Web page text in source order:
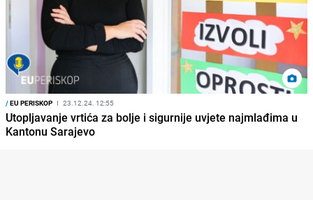
/EU PERISKOP I 23.12.24. 12:55
Utopljavanje vrtića za bolje i sigurnije uvjete najmlađima u
Kantonu Sarajevo